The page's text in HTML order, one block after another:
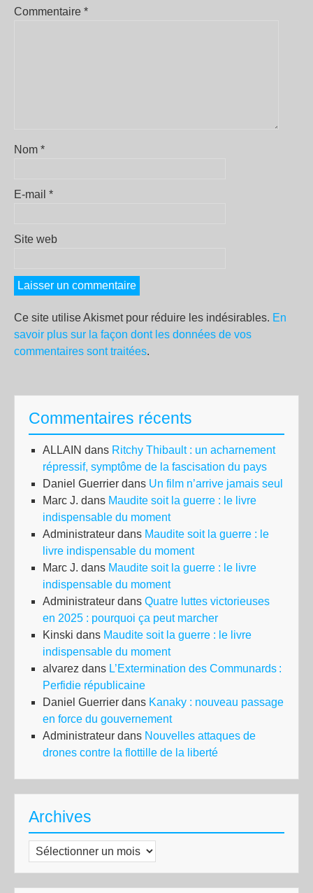
Commentaire *
Nom *
E-mail *
Site web
Ce site utilise Akismet pour réduire les indésirables. En
savoir plus sur la façon dont les données de vos
commentaires sont traitées.
Commentaires récents
ALLAIN dans Ritchy Thibault : un acharnement
répressif, symptôme de la fascisation du pays
Daniel Guerrier dans Un film n’arrive jamais seul
Marc J. dans Maudite soit la guerre : le livre
indispensable du moment
Administrateur dans Maudite soit la guerre : le
livre indispensable du moment
Marc J. dans Maudite soit la guerre : le livre
indispensable du moment
Administrateur dans Quatre luttes victorieuses
en 2025 : pourquoi ça peut marcher
Kinski dans Maudite soit la guerre : le livre
indispensable du moment
alvarez dans L’Extermination des Communards :
Perfidie républicaine
Daniel Guerrier dans Kanaky : nouveau passage
en force du gouvernement
Administrateur dans Nouvelles attaques de
drones contre la flottille de la liberté
Archives
Archives